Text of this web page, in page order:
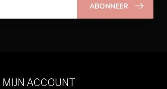
ABONNEER
MIJN ACCOUNT